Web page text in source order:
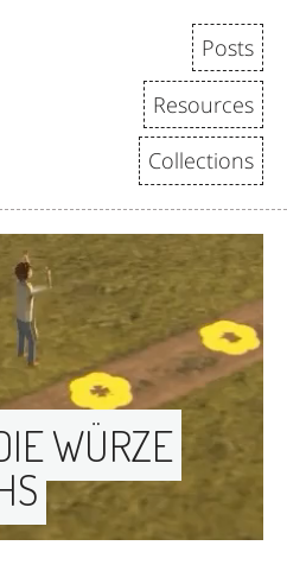
Posts
Resources
Collections
WÜRZE